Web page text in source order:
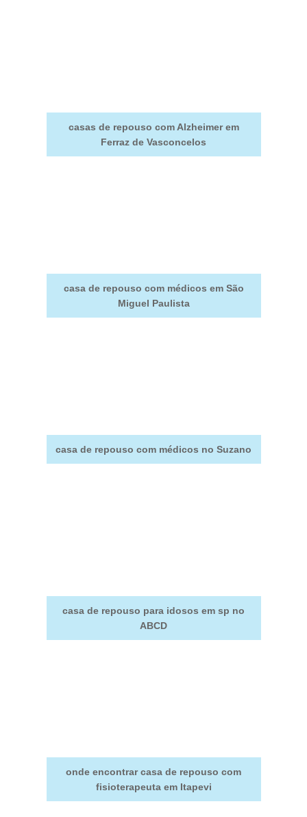
casas de repouso com Alzheimer em
Ferraz de Vasconcelos
casa de repouso com médicos em São
Miguel Paulista
casa de repouso com médicos no Suzano
casa de repouso para idosos em sp no
ABCD
onde encontrar casa de repouso com
fisioterapeuta em Itapevi